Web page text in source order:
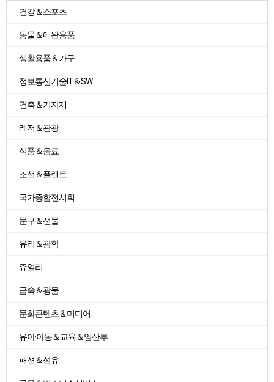
건강＆스포츠
동물＆애완용품
생활용품＆가구
정보통신기술IT＆SW
건축＆기자재
레저＆관광
식품＆음료
조선＆플랜트
국가종합전시회
문구＆선물
유리＆광학
쥬얼리
금속＆광물
문화콘텐츠＆미디어
유아·아동＆교육＆임산부
패션＆섬유